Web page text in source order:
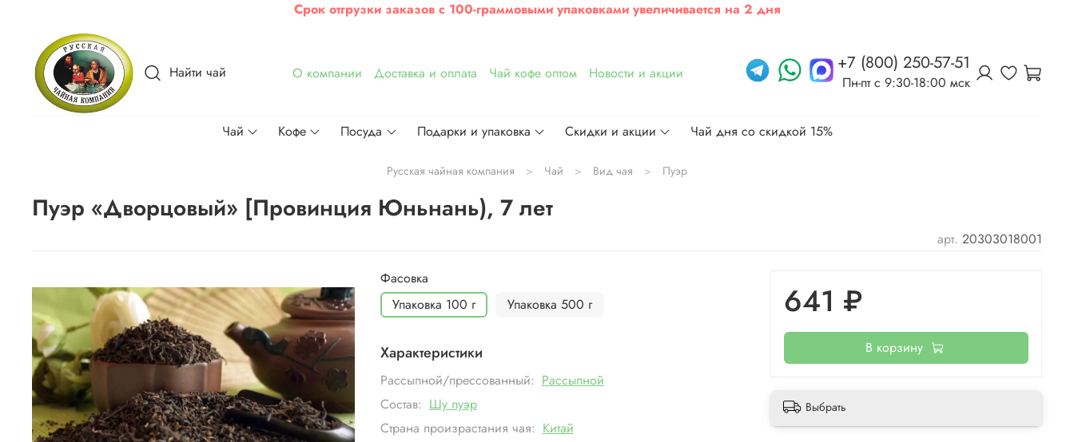
Срок отгрузки заказов с 100-граммовыми упаковками увеличивается на 2 дня
Найти чай О компании Доставка и оплата Чай кофе оптом Новости и акции +7 (800) 250-57-51
Пн-пт c 9:30-18:00 мск
Чай Кофе Посуда Подарки и упаковка Скидки и акции Чай дня со скидкой 15%
Русская чайная компания Чай Вид чая Пуэр
Пуэр «Дворцовый» [Провинция Юньнань), 7 лет
арт. 20303018001
Фасовка
Упаковка 100 г
Упаковка 500 г
Характеристики
Рассыпной/прессованный: Рассыпной
Состав: Шу пуэр
Страна произрастания чая: Китай
641 ₽
В корзину
Выбрать